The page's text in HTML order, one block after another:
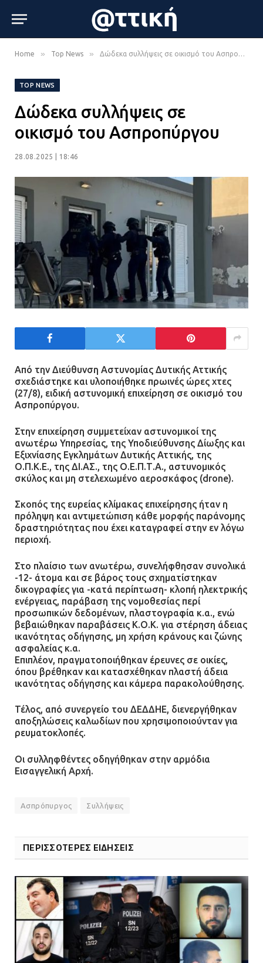
Home » Top News » Δώδεκα συλλήψεις σε οικισμό του Ασπροπύργου
TOP NEWS
Δώδεκα συλλήψεις σε
οικισμό του Ασπροπύργου
28.08.2025 | 18:46
Από την Διεύθυνση Αστυνομίας Δυτικής Αττικής
σχεδιάστηκε και υλοποιήθηκε πρωινές ώρες χτες
(27/8), ειδική αστυνομική επιχείρηση σε οικισμό του
Ασπροπύργου.
Στην επιχείρηση συμμετείχαν αστυνομικοί της
ανωτέρω Υπηρεσίας, της Υποδιεύθυνσης Δίωξης και
Εξιχνίασης Εγκλημάτων Δυτικής Αττικής, της
Ο.Π.Κ.Ε., της ΔΙ.ΑΣ., της Ο.Ε.Π.Τ.Α., αστυνομικός
σκύλος και μη στελεχωμένο αεροσκάφος (drone).
Σκοπός της ευρείας κλίμακας επιχείρησης ήταν η
πρόληψη και αντιμετώπιση κάθε μορφής παράνομης
δραστηριότητας που έχει καταγραφεί στην εν λόγω
περιοχή.
Στο πλαίσιο των ανωτέρω, συνελήφθησαν συνολικά
-12- άτομα και σε βάρος τους σχηματίστηκαν
δικογραφίες για -κατά περίπτωση- κλοπή ηλεκτρικής
ενέργειας, παράβαση της νομοθεσίας περί
προσωπικών δεδομένων, πλαστογραφία κ.α., ενώ
βεβαιώθηκαν παραβάσεις Κ.Ο.Κ. για στέρηση άδειας
ικανότητας οδήγησης, μη χρήση κράνους και ζώνης
ασφαλείας κ.α.
Επιπλέον, πραγματοποιήθηκαν έρευνες σε οικίες,
όπου βρέθηκαν και κατασχέθηκαν πλαστή άδεια
ικανότητας οδήγησης και κάμερα παρακολούθησης.
Τέλος, από συνεργείο του ΔΕΔΔΗΕ, διενεργήθηκαν
αποξηλώσεις καλωδίων που χρησιμοποιούνταν για
ρευματοκλοπές.
Οι συλληφθέντες οδηγήθηκαν στην αρμόδια
Εισαγγελική Αρχή.
Ασπρόπυργος Συλλήψεις
ΠΕΡΙΣΣΟΤΕΡΕΣ ΕΙΔΗΣΕΙΣ